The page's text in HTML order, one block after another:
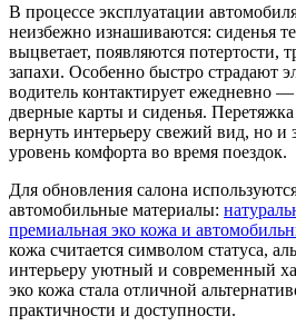
В процессе эксплуатации
неизбежно изнашиваются: сиденья
выцветает, появляются
запахи. Особенно быстро страдают
водитель контактирует ежедневно
дверные карты и сиденья.
вернуть интерьеру свежий вид, но и
уровень комфорта во время поездок.
Для обновления салона
автомобильные материалы:
премиальная эко кожа и
кожа считается символом статуса,
интерьеру уютный и современный
эко кожа стала отличной
практичности и доступности.